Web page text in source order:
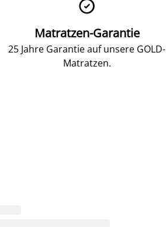

Matratzen-Garantie
25 Jahre Garantie auf unsere GOLD-
Matratzen.